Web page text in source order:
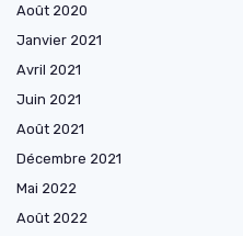
Août 2020
Janvier 2021
Avril 2021
Juin 2021
Août 2021
Décembre 2021
Mai 2022
Août 2022